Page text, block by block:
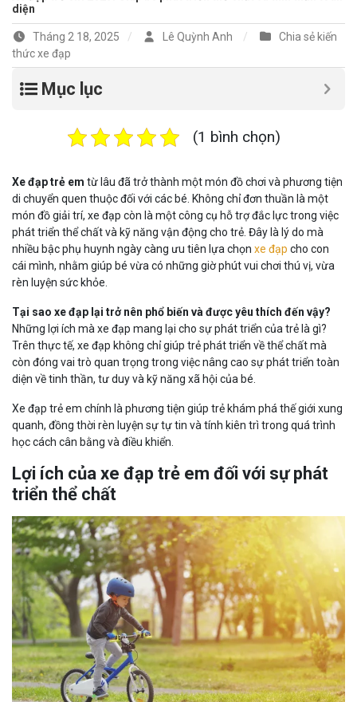
diện
Tháng 2 18, 2025 Lê Quỳnh Anh
Chia sẻ kiến
thức xe đạp
Mục lục
(1 bình chọn)
Xe đạp trẻ em từ lâu đã trở thành một món đồ chơi và phương tiện
di chuyển quen thuộc đối với các bé. Không chỉ đơn thuần là một
món đồ giải trí, xe đạp còn là một công cụ hỗ trợ đắc lực trong việc
phát triển thể chất và kỹ năng vận động cho trẻ. Đây là lý do mà
nhiều bậc phụ huynh ngày càng ưu tiên lựa chọn xe đạp cho con
cái mình, nhằm giúp bé vừa có những giờ phút vui chơi thú vị, vừa
rèn luyện sức khỏe.
Tại sao xe đạp lại trở nên phổ biến và được yêu thích đến vậy?
Những lợi ích mà xe đạp mang lại cho sự phát triển của trẻ là gì?
Trên thực tế, xe đạp không chỉ giúp trẻ phát triển về thể chất mà
còn đóng vai trò quan trọng trong việc nâng cao sự phát triển toàn
diện về tinh thần, tư duy và kỹ năng xã hội của bé.
Xe đạp trẻ em chính là phương tiện giúp trẻ khám phá thế giới xung
quanh, đồng thời rèn luyện sự tự tin và tính kiên trì trong quá trình
học cách cân bằng và điều khiển.
Lợi ích của xe đạp trẻ em đối với sự phát
triển thể chất